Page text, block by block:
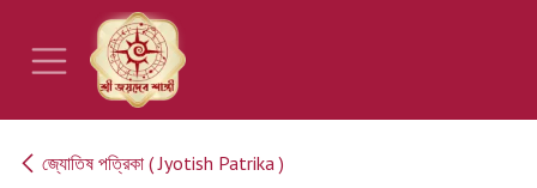
Skip to Content
জ্যোতিষ পত্রিকা ( Jyotish Patrika )